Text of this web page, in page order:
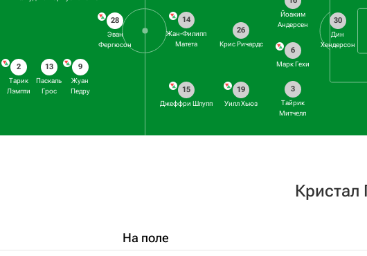
2
Тарик
Лэмпти
13
Паскаль
Грос
9
Жуан
Педру
28
Эван
Фергюсон
30
Дин
Хендерсон
Йоаким
Андерсен
6
Марк Гехи
3
Тайрик
Митчелл
26
Крис Ричардс
19
Уилл Хьюз
14
Жан-Филипп
Матета
15
Джеффри Шлупп
На поле
Кристал